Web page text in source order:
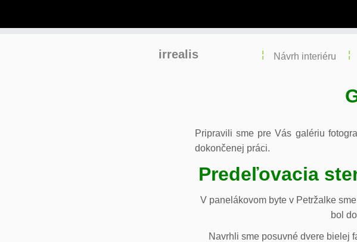
irrealis Návrh interiéru
Pripravili sme pre Vás galériu
dokončenej práci.
Predeľovacia
V panelákovom byte v Petržalke
bol
Navrhli sme posuvné dvere bielej